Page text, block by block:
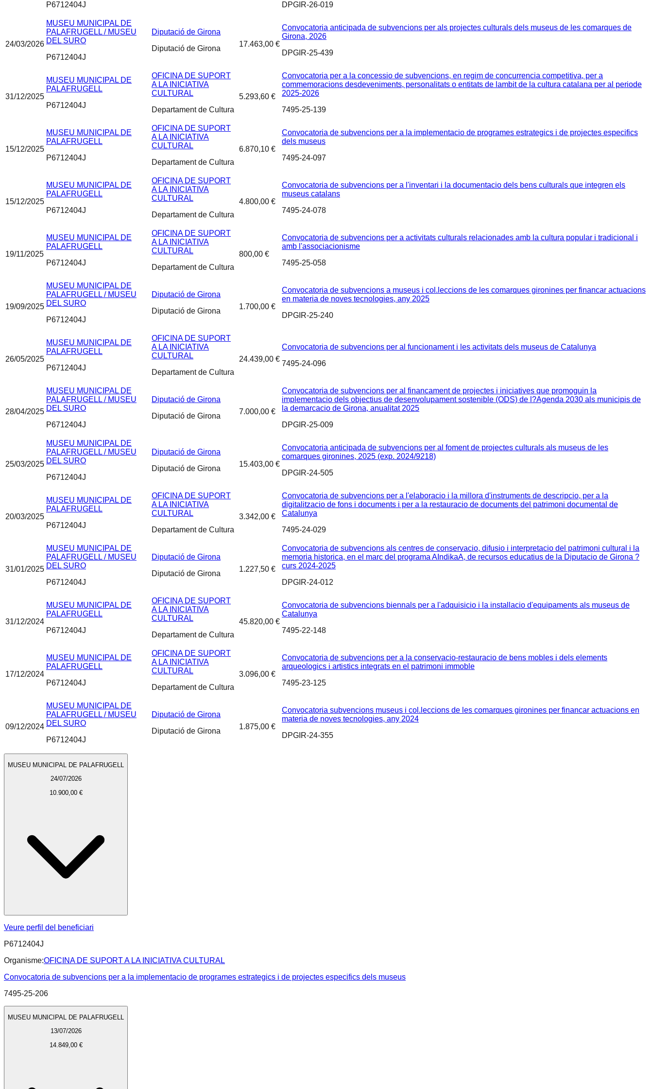
P6712404J DPGIR-26-019
24/03/2026
MUSEU MUNICIPAL DE
PALAFRUGELL / MUSEU
DEL SURO
P6712404J
Diputació de Girona
Diputació de Girona
17.463,00 €
Convocatoria anticipada de subvencions per als projectes culturals dels museus de les comarques de
Girona, 2026
DPGIR-25-439
31/12/2025
MUSEU MUNICIPAL DE
PALAFRUGELL
P6712404J
OFICINA DE SUPORT
A LA INICIATIVA
CULTURAL
Departament de Cultura
5.293,60 €
Convocatoria per a la concessio de subvencions, en regim de concurrencia competitiva, per a
commemoracions desdeveniments, personalitats o entitats de lambit de la cultura catalana per al periode
2025-2026
7495-25-139
15/12/2025
MUSEU MUNICIPAL DE
PALAFRUGELL
P6712404J
OFICINA DE SUPORT
A LA INICIATIVA
CULTURAL
Departament de Cultura
6.870,10 €
Convocatoria de subvencions per a la implementacio de programes estrategics i de projectes especifics
dels museus
7495-24-097
15/12/2025
MUSEU MUNICIPAL DE
PALAFRUGELL
P6712404J
OFICINA DE SUPORT
A LA INICIATIVA
CULTURAL
Departament de Cultura
4.800,00 €
Convocatoria de subvencions per a l'inventari i la documentacio dels bens culturals que integren els
museus catalans
7495-24-078
19/11/2025
MUSEU MUNICIPAL DE
PALAFRUGELL
P6712404J
OFICINA DE SUPORT
A LA INICIATIVA
CULTURAL
Departament de Cultura
800,00 €
Convocatoria de subvencions per a activitats culturals relacionades amb la cultura popular i tradicional i
amb l'associacionisme
7495-25-058
19/09/2025
MUSEU MUNICIPAL DE
PALAFRUGELL / MUSEU
DEL SURO
P6712404J
Diputació de Girona
Diputació de Girona
1.700,00 €
Convocatoria de subvencions a museus i col.leccions de les comarques gironines per financar actuacions
en materia de noves tecnologies, any 2025
DPGIR-25-240
26/05/2025
MUSEU MUNICIPAL DE
PALAFRUGELL
P6712404J
OFICINA DE SUPORT
A LA INICIATIVA
CULTURAL
Departament de Cultura
24.439,00 €
Convocatoria de subvencions per al funcionament i les activitats dels museus de Catalunya
7495-24-096
28/04/2025
MUSEU MUNICIPAL DE
PALAFRUGELL / MUSEU
DEL SURO
P6712404J
Diputació de Girona
Diputació de Girona
7.000,00 €
Convocatoria de subvencions per al financament de projectes i iniciatives que promoguin la
implementacio dels objectius de desenvolupament sostenible (ODS) de l?Agenda 2030 als municipis de
la demarcacio de Girona, anualitat 2025
DPGIR-25-009
25/03/2025
MUSEU MUNICIPAL DE
PALAFRUGELL / MUSEU
DEL SURO
P6712404J
Diputació de Girona
Diputació de Girona
15.403,00 €
Convocatoria anticipada de subvencions per al foment de projectes culturals als museus de les
comarques gironines, 2025 (exp. 2024/9218)
DPGIR-24-505
20/03/2025
MUSEU MUNICIPAL DE
PALAFRUGELL
P6712404J
OFICINA DE SUPORT
A LA INICIATIVA
CULTURAL
Departament de Cultura
3.342,00 €
Convocatoria de subvencions per a l'elaboracio i la millora d'instruments de descripcio, per a la
digitalitzacio de fons i documents i per a la restauracio de documents del patrimoni documental de
Catalunya
7495-24-029
31/01/2025
MUSEU MUNICIPAL DE
PALAFRUGELL / MUSEU
DEL SURO
P6712404J
Diputació de Girona
Diputació de Girona
1.227,50 €
Convocatoria de subvencions als centres de conservacio, difusio i interpretacio del patrimoni cultural i la
memoria historica, en el marc del programa AIndikaA, de recursos educatius de la Diputacio de Girona ?
curs 2024-2025
DPGIR-24-012
31/12/2024
MUSEU MUNICIPAL DE
PALAFRUGELL
P6712404J
OFICINA DE SUPORT
A LA INICIATIVA
CULTURAL
Departament de Cultura
45.820,00 €
Convocatoria de subvencions biennals per a l'adquisicio i la installacio d'equipaments als museus de
Catalunya
7495-22-148
17/12/2024
MUSEU MUNICIPAL DE
PALAFRUGELL
P6712404J
OFICINA DE SUPORT
A LA INICIATIVA
CULTURAL
Departament de Cultura
3.096,00 €
Convocatoria de subvencions per a la conservacio-restauracio de bens mobles i dels elements
arqueologics i artistics integrats en el patrimoni immoble
7495-23-125
09/12/2024
MUSEU MUNICIPAL DE
PALAFRUGELL / MUSEU
DEL SURO
P6712404J
Diputació de Girona
Diputació de Girona
1.875,00 €
Convocatoria subvencions museus i col.leccions de les comarques gironines per financar actuacions en
materia de noves tecnologies, any 2024
DPGIR-24-355
MUSEU MUNICIPAL DE PALAFRUGELL
24/07/2026
10.900,00 €
Veure perfil del beneficiari
P6712404J
Organisme:OFICINA DE SUPORT A LA INICIATIVA CULTURAL
Convocatoria de subvencions per a la implementacio de programes estrategics i de projectes especifics dels museus
7495-25-206
MUSEU MUNICIPAL DE PALAFRUGELL
13/07/2026
14.849,00 €